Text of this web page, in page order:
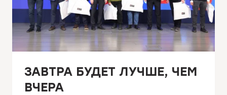
ЗАВТРА БУДЕТ ЛУЧШЕ, ЧЕМ
ВЧЕРА